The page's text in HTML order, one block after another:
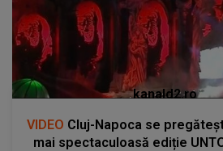
kanald2.ro
VIDEO Cluj-Napoca se
mai spectaculoasă ediție